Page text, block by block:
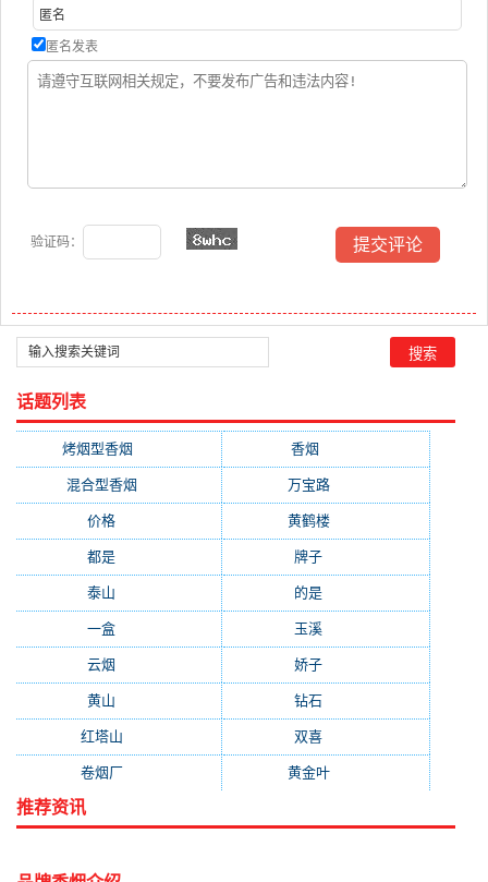
匿名发表
验证码：
话题列表
烤烟型香烟 香烟
混合型香烟 万宝路(331)
价格 黄鹤楼(315)
都是 牌子
泰山 的是
一盒 玉溪
云烟 娇子
黄山 钻石
红塔山 双喜
卷烟厂(154) 黄金叶(151)
推荐资讯